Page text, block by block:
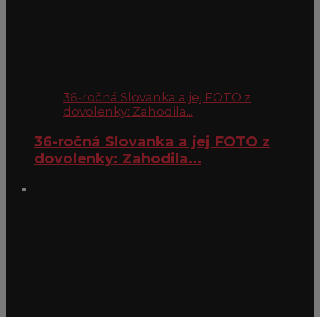
36-ročná Slovanka a jej FOTO z
dovolenky: Zahodila...
36-ročná Slovanka a jej FOTO z
dovolenky: Zahodila...